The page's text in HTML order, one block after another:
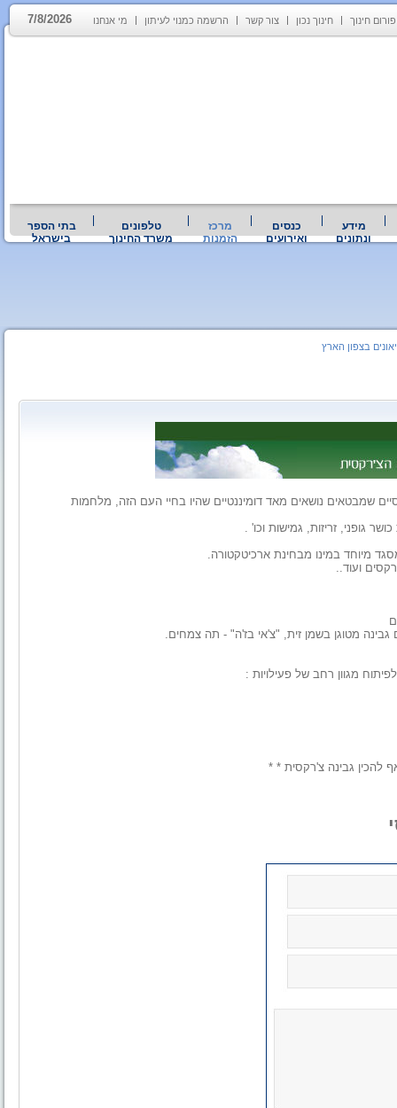
פורום חינוך חינוך נכון צור קשר הרשמה כמנוי לעיתון מי אנחנו 7/8/2026
מידע
ונתונים
כנסים
ואירועים
מרכז
הזמנות
טלפונים
משרד החינוך
בתי הספר
בישראל
בצפון הארץ
שמבטאים נושאים מאד דומיננטיים שהיו בחיי העם הזה, מלחמות
גופני, זריזות, גמישות וכו' .
ועוד..
מטוגן בשמן זית, "צ'אי בז'ה" - תה צמחים.
מגוון רחב של פעילויות :
להכין גבינה צ'רקסית * *